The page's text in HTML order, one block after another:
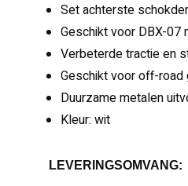
Set achterste
Geschikt voor DBX-07
Verbeterde tractie en
Geschikt voor off-road
Duurzame metalen
Kleur: wit
LEVERINGSOMVANG: